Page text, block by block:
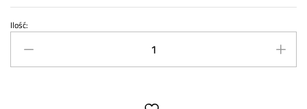
Pas
wielorowkowy
John
Ilość: